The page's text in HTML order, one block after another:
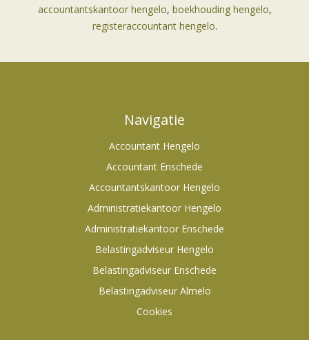
accountantskantoor hengelo, boekhouding hengelo,
registeraccountant hengelo.
Navigatie
Accountant Hengelo
Accountant Enschede
Accountantskantoor Hengelo
Administratiekantoor Hengelo
Administratiekantoor Enschede
Belastingadviseur Hengelo
Belastingadviseur Enschede
Belastingadviseur Almelo
Cookies